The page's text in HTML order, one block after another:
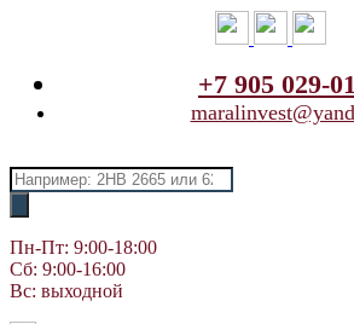
+7 905 029-
Поиск
товаров
Пн-Пт: 9:00-18:00
Сб: 9:00-16:00
Вс: выходной